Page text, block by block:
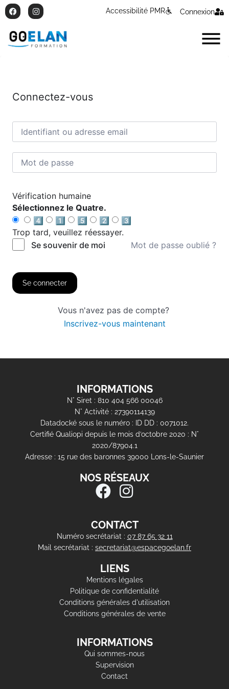
Accessibilité PMR Connexion
Connectez-vous
Vérification humaine
Sélectionnez le Quatre.
4️⃣
1️⃣ 5️⃣ 2️⃣
3️⃣
Trop tard, veuillez réessayer.
Se souvenir de moi
Mot de passe oublié ?
Se connecter
Vous n'avez pas de compte?
Inscrivez-vous maintenant
INFORMATIONS
N° Siret : 810 404 566 00046
N° Activité : 27390114139
Datadocké sous le numéro : ID DD : 0071012.
Certifié Qualiopi depuis le mois d’octobre 2020 : N°
2020/87904.1
Adresse : 15 rue des baronnes 39000 Lons-le-Saunier
NOS RÉSEAUX
CONTACT
Numéro secrétariat : 07 87 65 32 11
Mail secrétariat : secretariat@espacegoelan.fr
LIENS
Mentions légales
Politique de confidentialité
Conditions générales d'utilisation
Conditions générales de vente
INFORMATIONS
Qui sommes-nous
Supervision
Contact